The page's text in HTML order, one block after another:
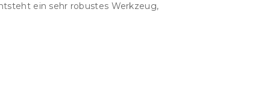
ein sehr robustes Werkzeug,